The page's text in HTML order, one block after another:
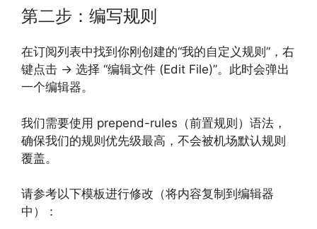
第二步：编写规则
在订阅列表中找到你刚创建的“我的自定义规则”，右
键点击 -> 选择 “编辑文件 (Edit File)”。此时会弹出
一个编辑器。
我们需要使用 prepend-rules（前置规则）语法，
确保我们的规则优先级最高，不会被机场默认规则
覆盖。
请参考以下模板进行修改（将内容复制到编辑器
中）：